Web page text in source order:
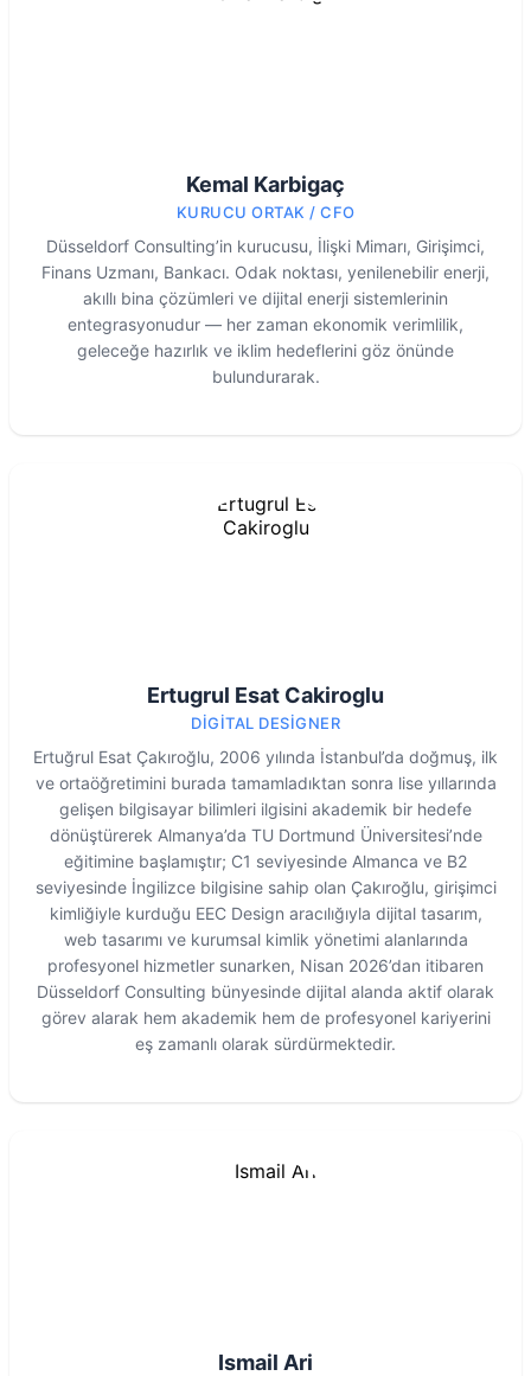
Kemal Karbigaç
KURUCU ORTAK / CFO
Düsseldorf Consulting’in kurucusu, İlişki Mimarı, Girişimci,
Finans Uzmanı, Bankacı. Odak noktası, yenilenebilir enerji,
akıllı bina çözümleri ve dijital enerji sistemlerinin
entegrasyonudur — her zaman ekonomik verimlilik,
geleceğe hazırlık ve iklim hedeflerini göz önünde
bulundurarak.
Ertugrul Esat Cakiroglu
DIGITAL DESIGNER
Ertuğrul Esat Çakıroğlu, 2006 yılında İstanbul’da doğmuş, ilk
ve ortaöğretimini burada tamamladıktan sonra lise yıllarında
gelişen bilgisayar bilimleri ilgisini akademik bir hedefe
dönüştürerek Almanya’da TU Dortmund Üniversitesi’nde
eğitimine başlamıştır; C1 seviyesinde Almanca ve B2
seviyesinde İngilizce bilgisine sahip olan Çakıroğlu, girişimci
kimliğiyle kurduğu EEC Design aracılığıyla dijital tasarım,
web tasarımı ve kurumsal kimlik yönetimi alanlarında
profesyonel hizmetler sunarken, Nisan 2026’dan itibaren
Düsseldorf Consulting bünyesinde dijital alanda aktif olarak
görev alarak hem akademik hem de profesyonel kariyerini
eş zamanlı olarak sürdürmektedir.
Ismail Ari